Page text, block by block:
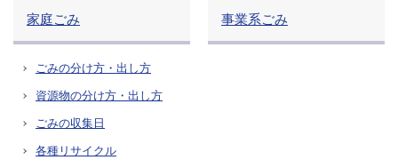
家庭ごみ
ごみの分け方・出し方
資源物の分け方・出し方
ごみの収集日
各種リサイクル
事業系ごみ